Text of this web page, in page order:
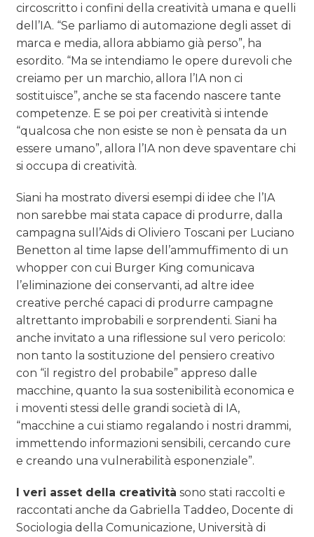
circoscritto i confini della creatività umana e quelli
dell’IA. “Se parliamo di automazione degli asset di
marca e media, allora abbiamo già perso”, ha
esordito. “Ma se intendiamo le opere durevoli che
creiamo per un marchio, allora l’IA non ci
sostituisce”, anche se sta facendo nascere tante
competenze. E se poi per creatività si intende
“qualcosa che non esiste se non è pensata da un
essere umano”, allora l’IA non deve spaventare chi
si occupa di creatività.
Siani ha mostrato diversi esempi di idee che l’IA
non sarebbe mai stata capace di produrre, dalla
campagna sull’Aids di Oliviero Toscani per Luciano
Benetton al time lapse dell’ammuffimento di un
whopper con cui Burger King comunicava
l’eliminazione dei conservanti, ad altre idee
creative perché capaci di produrre campagne
altrettanto improbabili e sorprendenti. Siani ha
anche invitato a una riflessione sul vero pericolo:
non tanto la sostituzione del pensiero creativo
con “il registro del probabile” appreso dalle
macchine, quanto la sua sostenibilità economica e
i moventi stessi delle grandi società di IA,
“macchine a cui stiamo regalando i nostri drammi,
immettendo informazioni sensibili, cercando cure
e creando una vulnerabilità esponenziale”.
I veri asset della creatività sono stati raccolti e
raccontati anche da Gabriella Taddeo, Docente di
Sociologia della Comunicazione, Università di